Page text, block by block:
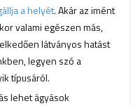
a helyét. Akár az imént
valami egészen más,
látványos hatást
legyen szó a
típusáról.
lehet ágyások